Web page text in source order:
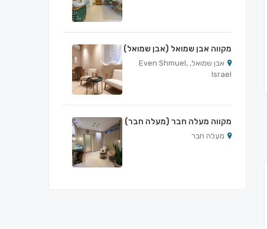
מקווה אבן שמואל (אבן שמואל)
אבן שמואל, Even Shmuel,
Israel
מקווה מעלה חבר (מעלה חבר)
מעלה חבר